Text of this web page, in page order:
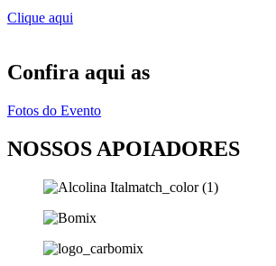
Clique aqui
Confira aqui as
Fotos do Evento
NOSSOS APOIADORES